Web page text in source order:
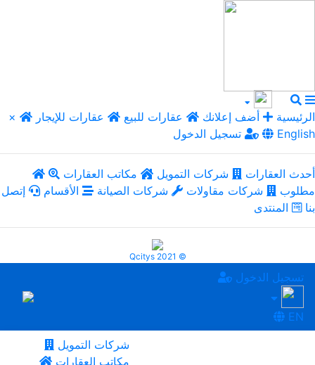
× الرئيسية أضف إعلانك عقارات للبيع
عقارات للإيجار
تسجيل الدخول
English
أحدث العقارات شركات التمويل
مكاتب العقارات
مطلوب
شركات مقاولات شركات الصيانة الأقسام
إتصل
بنا
المنتدى
Qcitys 2021 ©
تسجيل الدخول
EN
شركات التمويل
مكاتب العقارات